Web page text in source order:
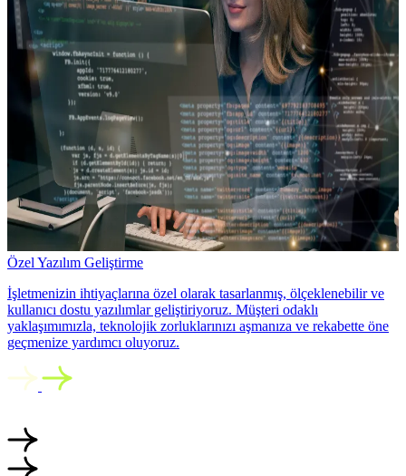
Özel Yazılım Geliştirme
İşletmenizin ihtiyaçlarına özel olarak tasarlanmış, ölçeklenebilir ve
kullanıcı dostu yazılımlar geliştiriyoruz. Müşteri odaklı
yaklaşımımızla, teknolojik zorluklarınızı aşmanıza ve rekabette öne
geçmenize yardımcı oluyoruz.